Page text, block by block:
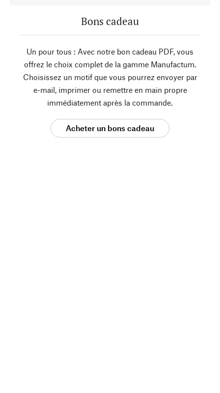
Bons cadeau
Un pour tous : Avec notre bon cadeau PDF, vous
offrez le choix complet de la gamme Manufactum.
Choisissez un motif que vous pourrez envoyer par
e-mail, imprimer ou remettre en main propre
immédiatement après la commande.
Acheter un bons cadeau